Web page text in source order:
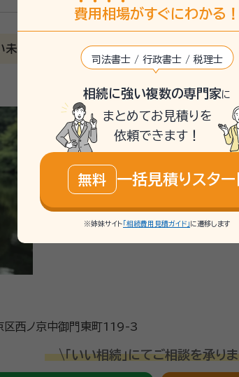
5
ました。他に宛もなかったのでその場で契約しました。
はしていただきましたが、あまり解りやすいものとは
ありませんでした。
る齊藤武時（さいとう たけはる）です。 相続
するご相談や公正証書遺言の作成など、真心
の市町村、大阪府や滋賀県の方も まずはお気
未来を作るサポート
区西ノ京中御門東町119-3
\「いい相続」にてご相談を承り
費用 相場がすぐにわかる！
司法書士 / 行政書士 / 税理士
相続に強い複数の専門家に
まとめてお見積りを
依頼できます！
無料 一括見積りスター
※姉妹サイト 「相続費用見積ガイド」 に遷移します